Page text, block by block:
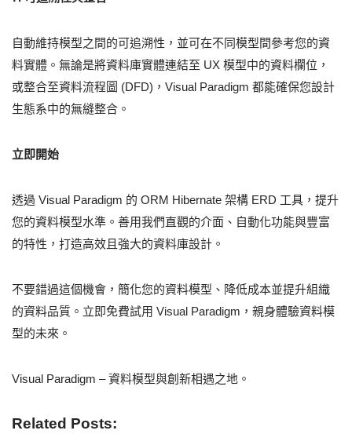
自動維持模型之間的可追溯性，並可在不同模型間參考您的資
料實體。無論是將資料庫實體連結至 UX 模型中的資料欄位，
或整合至資料流程圖 (DFD)，Visual Paradigm 都能確保您設計
生態系中的無縫整合。
立即開始
透過 Visual Paradigm 的 ORM Hibernate 架構 ERD 工具，提升
您的資料模型水準。善用我們直觀的介面、自動化功能與豐富
的特性，打造高效且強大的資料庫設計。
不要錯過這個機會，簡化您的資料模型、降低成本並提升組織
的資料品質。立即免費試用 Visual Paradigm，親身體驗資料模
型的未來。
Visual Paradigm – 資料模型與創新相遇之地。
Related Posts: